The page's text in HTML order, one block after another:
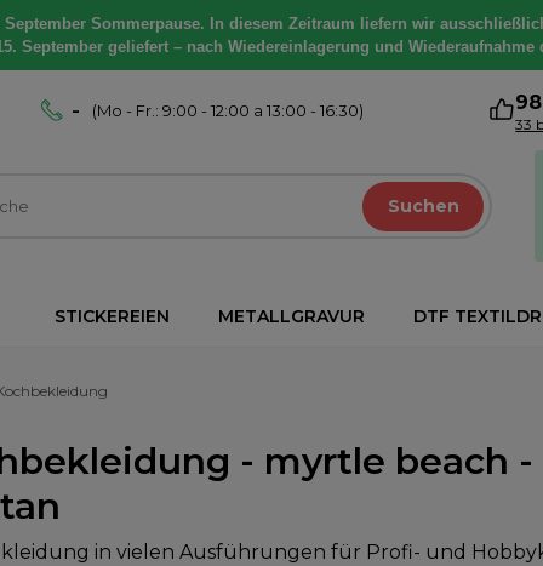
Sommerpause. In diesem Zeitraum liefern wir
September geliefert – nach Wiedereinlagerung und
- (Mo - Fr.: 9:00 - 12:00 a 13:00 - 16:30)
33
Suchen
STICKEREIEN METALLGRAVUR DTF
- myrtle beach -
in vielen Ausführungen für Profi- und